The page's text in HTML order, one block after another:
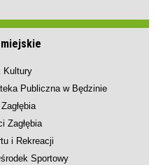
Kultury
Publiczna w Będzinie
Zagłębia
i Rekreacji
Sportowy